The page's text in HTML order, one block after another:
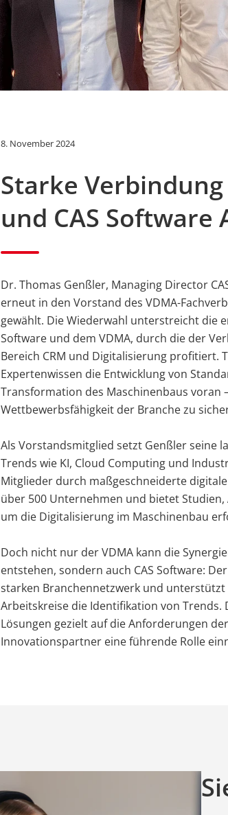
8. November 2024
Starke
und CAS Software
Dr. Thomas Genßler, Managing Director
erneut in den Vorstand des VDMA-
gewählt. Die Wiederwahl unterstreicht die
Software und dem VDMA, durch die der
Bereich CRM und Digitalisierung profitiert.
Expertenwissen die Entwicklung von
Transformation des Maschinenbaus voran
Wettbewerbsfähigkeit der Branche zu
Als Vorstandsmitglied setzt Genßler seine
Trends wie KI, Cloud Computing und
Mitglieder durch maßgeschneiderte
über 500 Unternehmen und bietet
um die Digitalisierung im Maschinenbau
Doch nicht nur der VDMA kann die
entstehen, sondern auch CAS Software:
starken Branchennetzwerk und
Arbeitskreise die Identifikation von Trends.
Lösungen gezielt auf die Anforderungen
Innovationspartner eine führende Rolle